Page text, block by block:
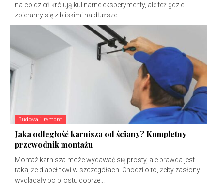
na co dzień królują kulinarne eksperymenty, ale też gdzie
zbieramy się z bliskimi na dłuższe...
Budowa i remont
Jaka odległość karnisza od ściany? Kompletny
przewodnik montażu
Montaż karnisza może wydawać się prosty, ale prawda jest
taka, że diabeł tkwi w szczegółach. Chodzi o to, żeby zasłony
wyglądały po prostu dobrze...